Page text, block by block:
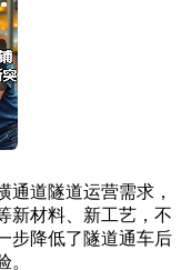
道隧道运营需求，
新材料、新工艺，不
步降低了隧道通车后
。